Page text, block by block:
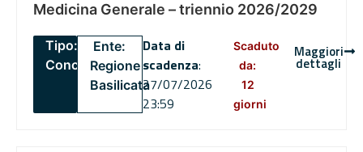
Medicina Generale – triennio 2026/2029
Tipo:
Concorsi
Ente:
Regione
Basilicata
Data di
scadenza:
27/07/2026
23:59
Scaduto
da:
12
giorni
Maggiori
dettagli